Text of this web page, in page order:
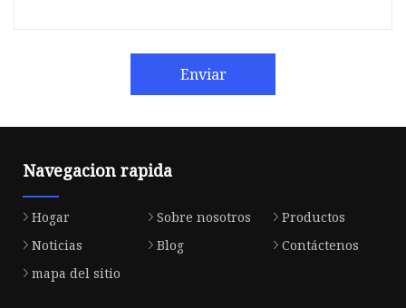
Enviar
Navegacion rapida
Hogar Sobre nosotros
Productos
Noticias
Blog
Contáctenos
mapa del sitio